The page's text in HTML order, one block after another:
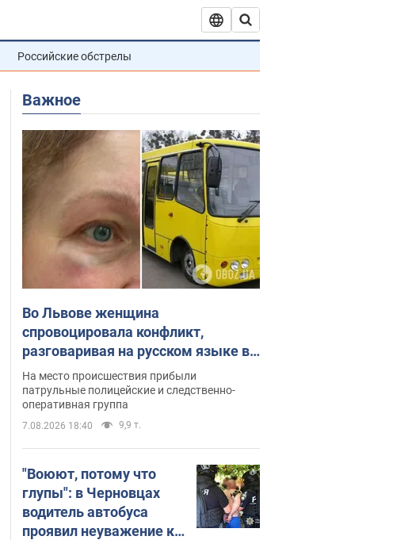
Российские обстрелы
Важное
Во Львове женщина
спровоцировала конфликт,
разговаривая на русском языке в
маршрутке: полиция составила
административный протокол.
Видео
На место происшествия прибыли
патрульные полицейские и следственно-
оперативная группа
7.08.2026 18:40 9,9 т.
"Воюют, потому что
глупы": в Черновцах
водитель автобуса
проявил неуважение к